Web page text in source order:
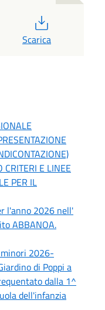
Scarica
E LINEE
PER IL
l'anno 2026 nell'
ABBANOA.
2026-
di Poppi a
dalla 1^
dell'infanzia